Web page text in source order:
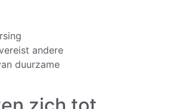
andere
duurzame